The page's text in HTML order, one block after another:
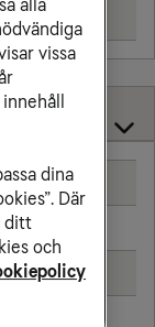
min
min
alla
vissa
dina
Där
ditt
och